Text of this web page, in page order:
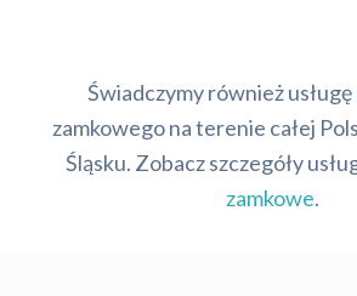
Świadczymy również
zamkowego na terenie całej
Śląsku. Zobacz szczegóły
zamkowe.